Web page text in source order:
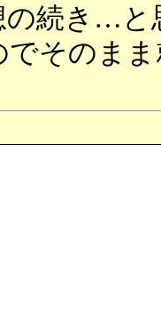
続き…と
でそのま